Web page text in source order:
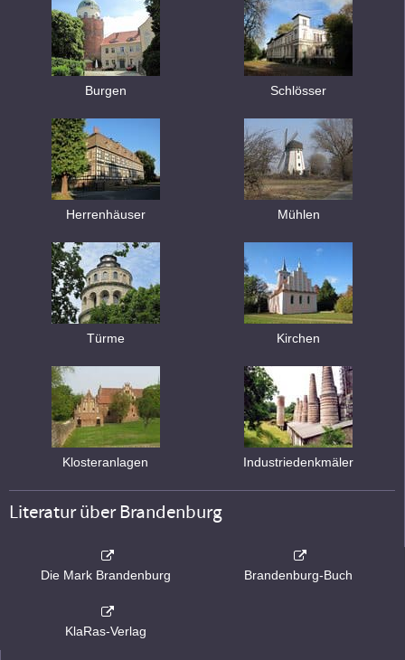
Burgen Schlösser
Herrenhäuser Mühlen
Türme Kirchen
Klosteranlagen Industriedenkmäler
Literatur über Brandenburg
Die Mark Brandenburg Brandenburg-Buch
KlaRas-Verlag